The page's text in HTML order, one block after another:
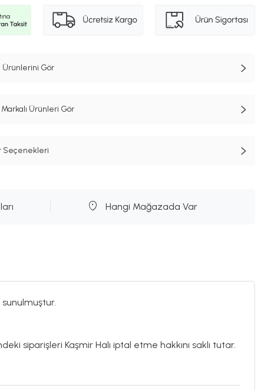
Ürünlerini Gör
Ürünleri Gör
Seçenekleri
Hangi Mağazada Var
siparişleri Kaşmir Halı iptal etme hakkını saklı tutar.